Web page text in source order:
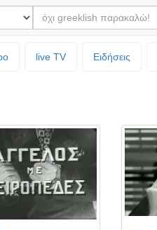
live TV Ειδήσεις